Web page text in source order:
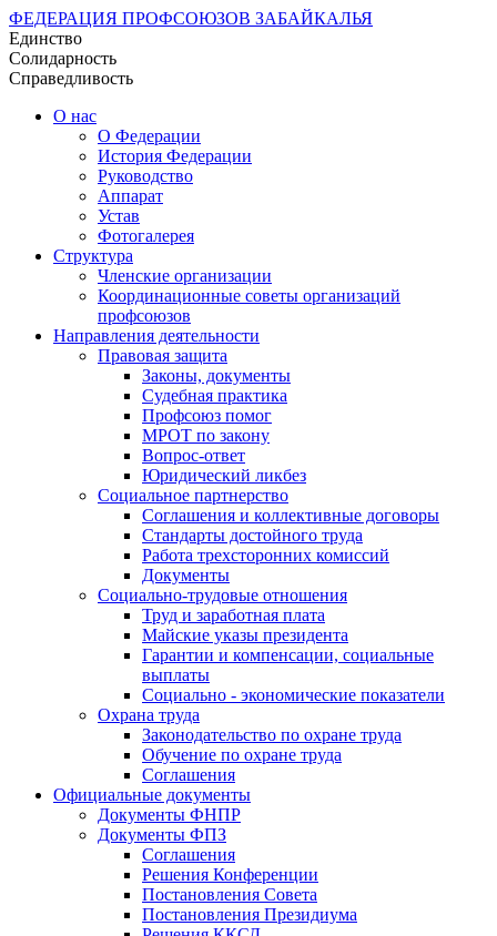
ФЕДЕРАЦИЯ ПРОФСОЮЗОВ ЗАБАЙКАЛЬЯ
Единство
Солидарность
Справедливость
О нас
О Федерации
История Федерации
Руководство
Аппарат
Устав
Фотогалерея
Структура
Членские организации
Координационные советы организаций
профсоюзов
Направления деятельности
Правовая защита
Законы, документы
Судебная практика
Профсоюз помог
МРОТ по закону
Вопрос-ответ
Юридический ликбез
Социальное партнерство
Соглашения и коллективные договоры
Стандарты достойного труда
Работа трехсторонних комиссий
Документы
Социально-трудовые отношения
Труд и заработная плата
Майские указы президента
Гарантии и компенсации, социальные
выплаты
Социально - экономические показатели
Охрана труда
Законодательство по охране труда
Обучение по охране труда
Соглашения
Официальные документы
Документы ФНПР
Документы ФПЗ
Соглашения
Решения Конференции
Постановления Совета
Постановления Президиума